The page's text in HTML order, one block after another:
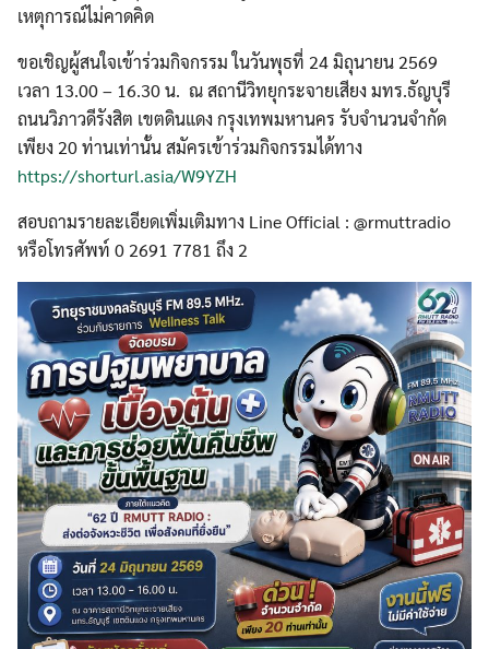
เหตุการณ์ไม่คาดคิด
ขอเชิญผู้สนใจเข้าร่วมกิจกรรม ในวันพุธที่ 24 มิถุนายน 2569
เวลา 13.00 – 16.30 น. ณ สถานีวิทยุกระจายเสียง มทร.ธัญบุรี
ถนนวิภาวดีรังสิต เขตดินแดง กรุงเทพมหานคร รับจำนวนจำกัด
เพียง 20 ท่านเท่านั้น สมัครเข้าร่วมกิจกรรมได้ทาง
https://shorturl.asia/W9YZH
สอบถามรายละเอียดเพิ่มเติมทาง Line Official : @rmuttradio
หรือโทรศัพท์ 0 2691 7781 ถึง 2